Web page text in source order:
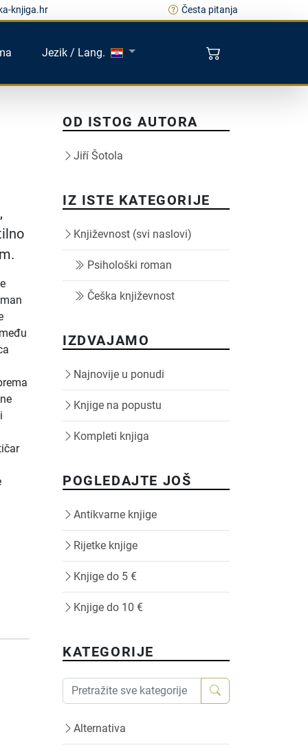
knjiga.hr Česta pitanja
Jezik / Lang.
OD ISTOG AUTORA
Jiří Šotola
IZ ISTE KATEGORIJE
Književnost (svi naslovi)
Psihološki roman
Češka književnost
IZDVAJAMO
Najnovije u ponudi
Knjige na popustu
Kompleti knjiga
POGLEDAJTE JOŠ
Antikvarne knjige
Rijetke knjige
Knjige do 5 €
Knjige do 10 €
KATEGORIJE
Alternativa